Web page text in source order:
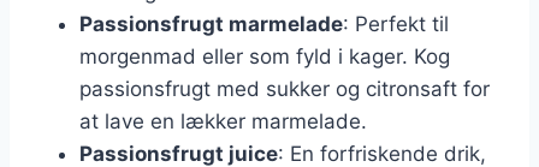
Passionsfrugt marmelade: Perfekt til
morgenmad eller som fyld i kager. Kog
passionsfrugt med sukker og citronsaft for
at lave en lækker marmelade.
Passionsfrugt juice: En forfriskende drik,